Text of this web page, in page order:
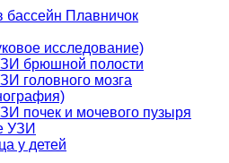
бассейн Плавничок
исследование)
брюшной полости
головного мозга
почек и мочевого пузыря
УЗИ
у детей